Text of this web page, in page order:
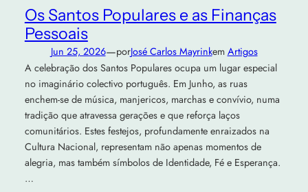
Os Santos Populares e as Finanças
Pessoais
Jun 25, 2026—porJosé Carlos Mayrinkem Artigos
A celebração dos Santos Populares ocupa um lugar especial
no imaginário colectivo português. Em Junho, as ruas
enchem‑se de música, manjericos, marchas e convívio, numa
tradição que atravessa gerações e que reforça laços
comunitários. Estes festejos, profundamente enraizados na
Cultura Nacional, representam não apenas momentos de
alegria, mas também símbolos de Identidade, Fé e Esperança.
…